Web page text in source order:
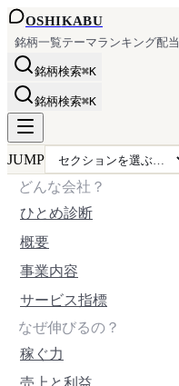
OSHIKABU
銘柄一覧テーマランキング配当
銘柄検索⌘K
銘柄検索⌘K
JUMP
どんな会社？
ひとめ診断
概要
事業内容
サービス指標
なぜ伸びるの？
稼ぐ力
売上と利益